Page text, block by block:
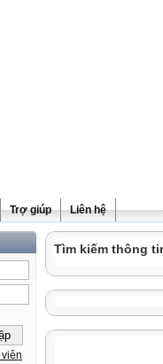
Trợ giúp Liên hệ
Tìm kiếm thông